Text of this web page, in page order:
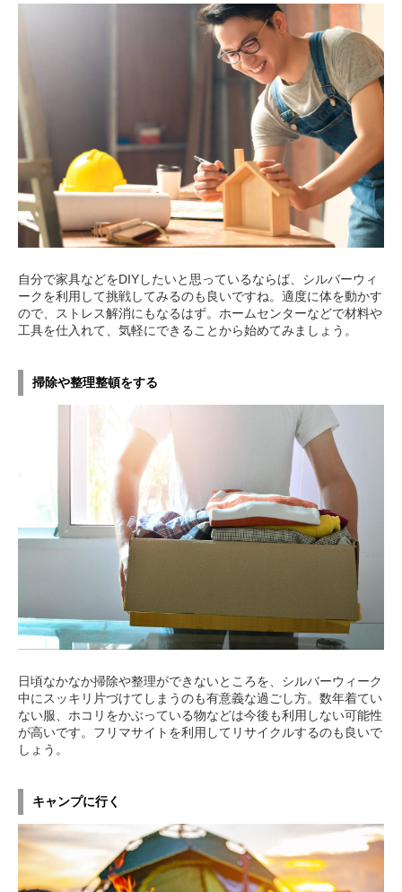
自分で家具などをDIYしたいと思っているならば、シルバーウィ
ークを利用して挑戦してみるのも良いですね。適度に体を動かす
ので、ストレス解消にもなるはず。ホームセンターなどで材料や
工具を仕入れて、気軽にできることから始めてみましょう。
掃除や整理整頓をする
日頃なかなか掃除や整理ができないところを、シルバーウィーク
中にスッキリ片づけてしまうのも有意義な過ごし方。数年着てい
ない服、ホコリをかぶっている物などは今後も利用しない可能性
が高いです。フリマサイトを利用してリサイクルするのも良いで
しょう。
キャンプに行く